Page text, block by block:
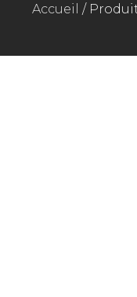
Accueil /